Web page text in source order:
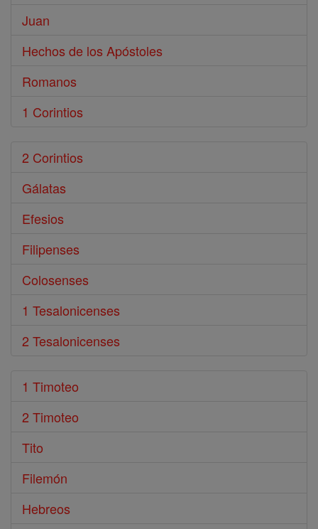
Juan
Hechos de los Apóstoles
Romanos
1 Corintios
2 Corintios
Gálatas
Efesios
Filipenses
Colosenses
1 Tesalonicenses
2 Tesalonicenses
1 Timoteo
2 Timoteo
Tito
Filemón
Hebreos